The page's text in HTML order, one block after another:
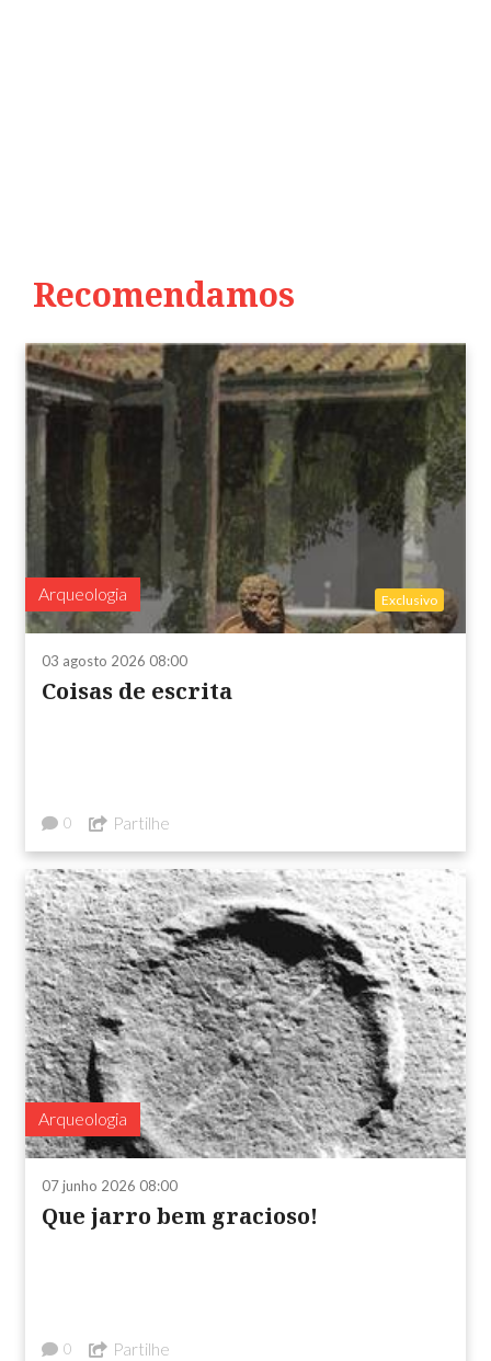
Recomendamos
Arqueologia Exclusivo
03 agosto 2026 08:00
Coisas de escrita
0 Partilhe
Arqueologia
07 junho 2026 08:00
Que jarro bem gracioso!
0 Partilhe